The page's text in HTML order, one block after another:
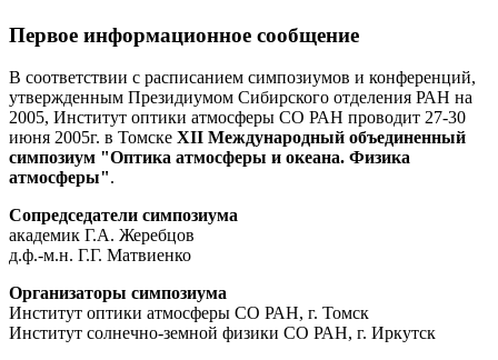
Первое информационное сообщение
В соответствии с расписанием симпозиумов и конференций,
утвержденным Президиумом Сибирского отделения РАН на
2005, Институт оптики атмосферы СО РАН проводит 27-30
июня 2005г. в Томске XII Международный объединенный
симпозиум "Оптика атмосферы и океана. Физика
атмосферы".
Сопредседатели симпозиума
академик Г.А. Жеребцов
д.ф.-м.н. Г.Г. Матвиенко
Организаторы симпозиума
Институт оптики атмосферы СО РАН, г. Томск
Институт солнечно-земной физики СО РАН, г. Иркутск